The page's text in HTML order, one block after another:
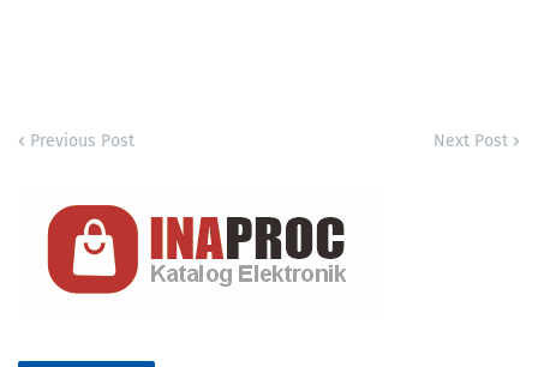
Previous Post Next Post